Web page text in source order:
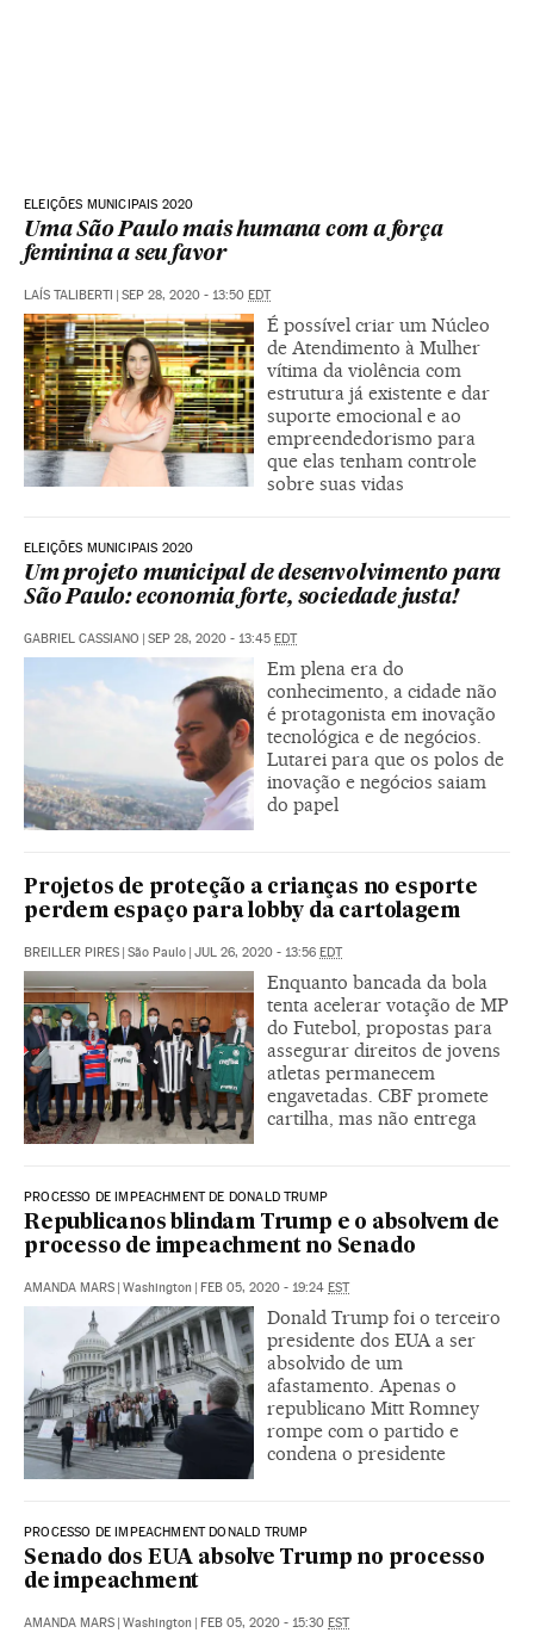
ELEIÇÕES MUNICIPAIS 2020
Uma São Paulo mais humana com a força
feminina a seu favor
LAÍS TALIBERTI SEP 28, 2020 - 13:50 EDT
É possível criar um Núcleo
de Atendimento à Mulher
vítima da violência com
estrutura já existente e dar
suporte emocional e ao
empreendedorismo para
que elas tenham controle
sobre suas vidas
ELEIÇÕES MUNICIPAIS 2020
Um projeto municipal de desenvolvimento para
São Paulo: economia forte, sociedade justa!
GABRIEL CASSIANO SEP 28, 2020 - 13:45 EDT
Em plena era do
conhecimento, a cidade não
é protagonista em inovação
tecnológica e de negócios.
Lutarei para que os polos de
inovação e negócios saiam
do papel
Projetos de proteção a crianças no esporte
perdem espaço para lobby da cartolagem
BREILLER PIRES | São Paulo | JUL 26, 2020 - 13:56 EDT
Enquanto bancada da bola
tenta acelerar votação de MP
do Futebol, propostas para
assegurar direitos de jovens
atletas permanecem
engavetadas. CBF promete
cartilha, mas não entrega
PROCESSO DE IMPEACHMENT DE DONALD TRUMP
Republicanos blindam Trump e o absolvem de
processo de impeachment no Senado
AMANDA MARS | Washington | FEB 05, 2020 - 19:24 EST
Donald Trump foi o terceiro
presidente dos EUA a ser
absolvido de um
afastamento. Apenas o
republicano Mitt Romney
rompe com o partido e
condena o presidente
PROCESSO DE IMPEACHMENT DONALD TRUMP
Senado dos EUA absolve Trump no processo
de impeachment
AMANDA MARS | Washington | FEB 05, 2020 - 15:30 EST